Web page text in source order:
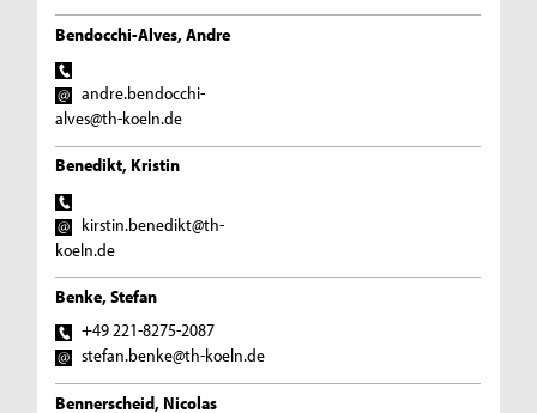
Bendocchi-Alves, Andre
andre.bendocchi-
alves@th-koeln.de
Benedikt, Kristin
kirstin.benedikt@th-
koeln.de
Benke, Stefan
+49 221-8275-2087
stefan.benke@th-koeln.de
Bennerscheid, Nicolas